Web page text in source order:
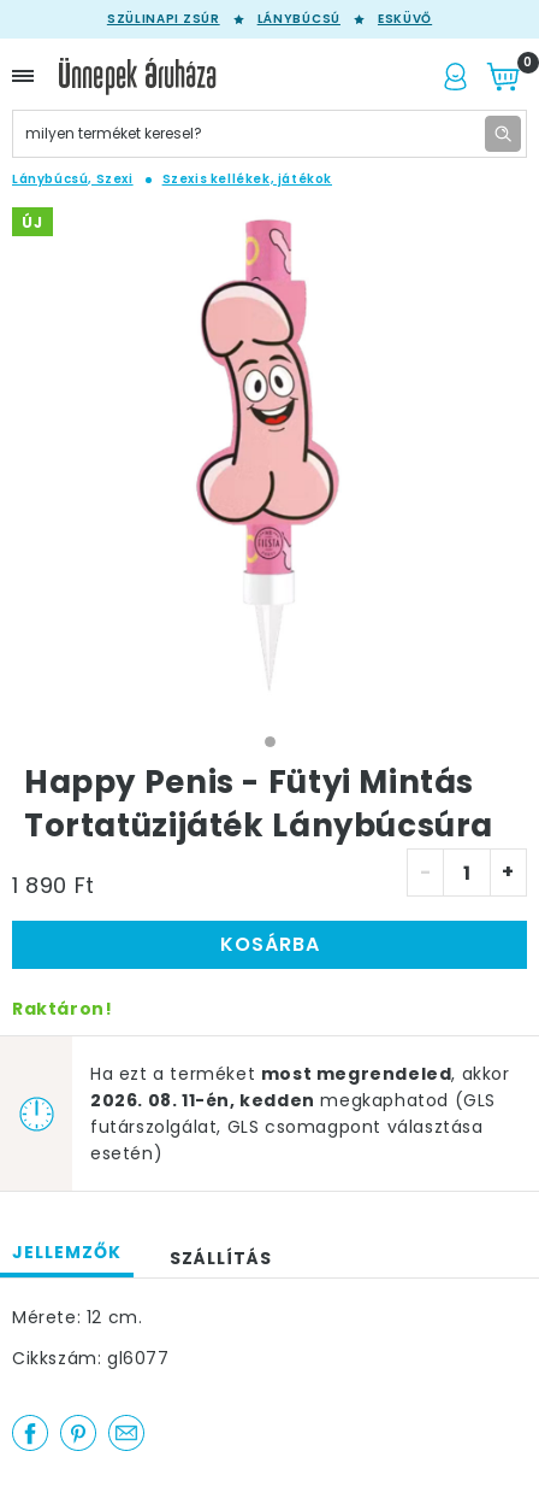
SZÜLINAPI ZSÚR LÁNYBÚCSÚ ESKÜVŐ
0
Lánybúcsú, Szexi Szexis kellékek, játékok
ÚJ
Happy Penis - Fütyi Mintás
Tortatüzijáték Lánybúcsúra
1 890 Ft - +
KOSÁRBA
Raktáron!
Ha ezt a terméket most megrendeled, akkor
2026. 08. 11-én, kedden megkaphatod (GLS
futárszolgálat, GLS csomagpont választása
esetén)
JELLEMZŐK SZÁLLÍTÁS
Mérete: 12 cm.
Cikkszám: gl6077